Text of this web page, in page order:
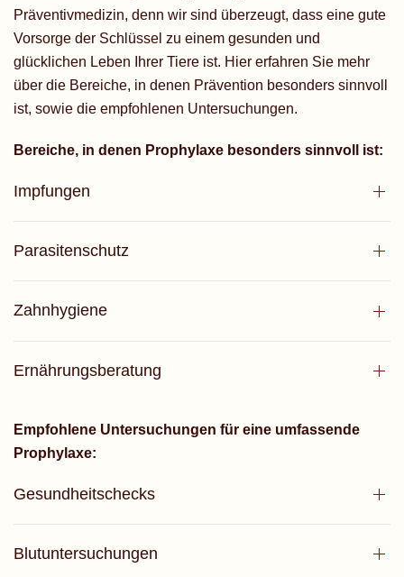
Präventivmedizin, denn wir sind überzeugt, dass eine gute
Vorsorge der Schlüssel zu einem gesunden und
glücklichen Leben Ihrer Tiere ist. Hier erfahren Sie mehr
über die Bereiche, in denen Prävention besonders sinnvoll
ist, sowie die empfohlenen Untersuchungen.
Bereiche, in denen Prophylaxe besonders sinnvoll ist:
Impfungen
Parasitenschutz
Zahnhygiene
Ernährungsberatung
Empfohlene Untersuchungen für eine umfassende
Prophylaxe:
Gesundheitschecks
Blutuntersuchungen